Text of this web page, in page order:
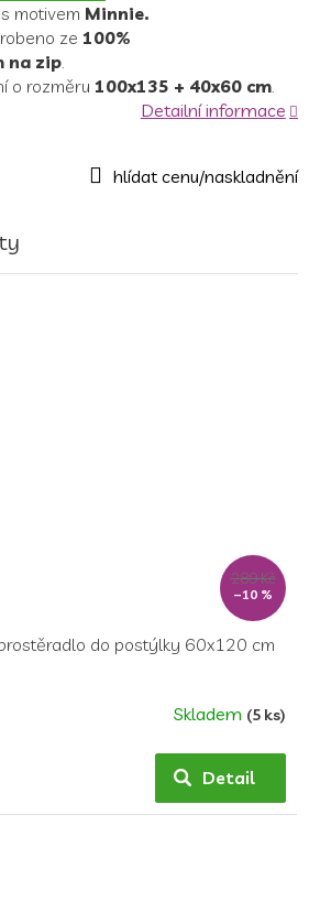
motivem Minnie.
ze 100%
na zip
o rozměru 100x135 + 40x60 cm
Detailní informace
289 Kč
–10 %
do postýlky 60x120 cm
Skladem (5 ks)
Detail